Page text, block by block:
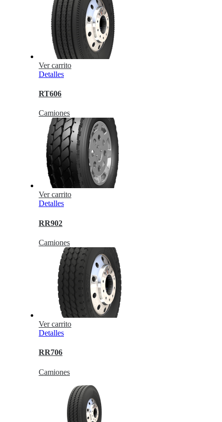
Ver carrito
Detalles
RT606
Camiones
Ver carrito
Detalles
RR902
Camiones
Ver carrito
Detalles
RR706
Camiones